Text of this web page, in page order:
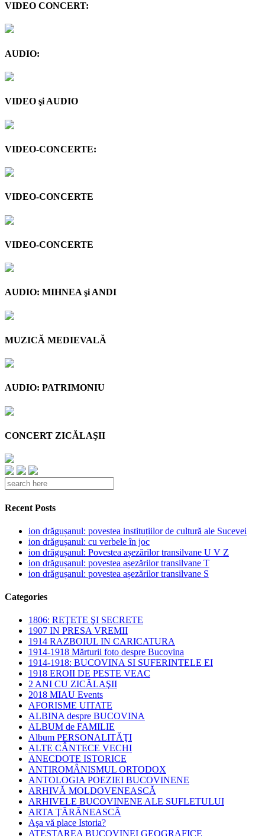
VIDEO CONCERT:
AUDIO:
VIDEO şi AUDIO
VIDEO-CONCERTE:
VIDEO-CONCERTE
VIDEO-CONCERTE
AUDIO: MIHNEA şi ANDI
MUZICĂ MEDIEVALĂ
AUDIO: PATRIMONIU
CONCERT ZICĂLAŞII
Recent Posts
ion drăgușanul: povestea instituțiilor de cultură ale Sucevei
ion drăgușanul: cu verbele în joc
ion drăgușanul: Povestea așezărilor transilvane U V Z
ion drăgușanul: povestea așezărilor transilvane T
ion drăgușanul: povestea așezărilor transilvane S
Categories
1806: REŢETE ŞI SECRETE
1907 IN PRESA VREMII
1914 RAZBOIUL IN CARICATURA
1914-1918 Mărturii foto despre Bucovina
1914-1918: BUCOVINA SI SUFERINTELE EI
1918 EROII DE PESTE VEAC
2 ANI CU ZICĂLAŞII
2018 MIAU Events
AFORISME UITATE
ALBINA despre BUCOVINA
ALBUM de FAMILIE
Album PERSONALITĂŢI
ALTE CÂNTECE VECHI
ANECDOTE ISTORICE
ANTIROMÂNISMUL ORTODOX
ANTOLOGIA POEZIEI BUCOVINENE
ARHIVĂ MOLDOVENEASCĂ
ARHIVELE BUCOVINENE ALE SUFLETULUI
ARTA ŢĂRĂNEASCĂ
Aşa vă place Istoria?
ATESTAREA BUCOVINEI GEOGRAFICE